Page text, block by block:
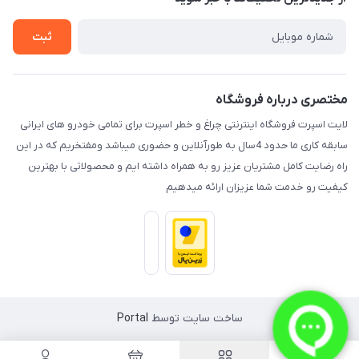
راهنما
ثبت
مختصری درباره فروشگاه
لایت اسپرت فروشگاه اینترنتی چراغ و خطر اسپرت برای تمامی خودرو های ایرانی
سابقه کاری ما حدود 4سال به طورآنلاین و حضوری میباشد ومفتخریم که در این
راه رضایت کامل مشتریان عزیز رو به همراه داشته ایم و محصولاتی با بهترین
کیفیت رو خدمت شما عزیزان ارائه میدهیم
ساخت سایت توسط Portal